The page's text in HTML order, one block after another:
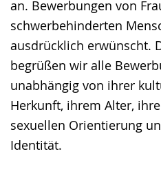
an. Bewerbungen von
schwerbehinderten
ausdrücklich erwünscht.
begrüßen wir alle
unabhängig von ihrer
Herkunft, ihrem Alter,
sexuellen Orientierung
Identität.
angezeigt.